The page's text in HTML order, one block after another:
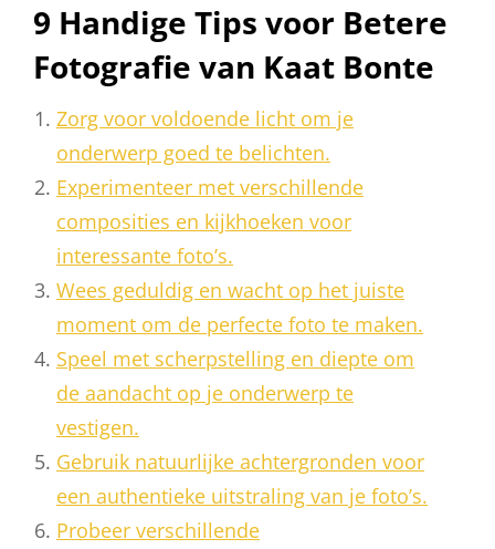
9 Handige Tips voor Betere
Fotografie van Kaat Bonte
Zorg voor voldoende licht om je
onderwerp goed te belichten.
Experimenteer met verschillende
composities en kijkhoeken voor
interessante foto’s.
Wees geduldig en wacht op het juiste
moment om de perfecte foto te maken.
Speel met scherpstelling en diepte om
de aandacht op je onderwerp te
vestigen.
Gebruik natuurlijke achtergronden voor
een authentieke uitstraling van je foto’s.
Probeer verschillende